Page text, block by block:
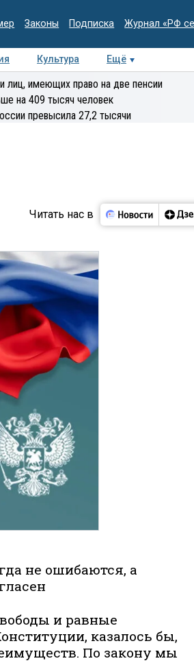
Законы Подписка Журнал «РФ
Культура
Ещё
Колумнисты
лиц, имеющих право на две пенсии
на 409 тысяч человек
превысила 27,2 тысячи
Читать нас в
не ошибаются, а
и равные
казалось бы,
По закону мы